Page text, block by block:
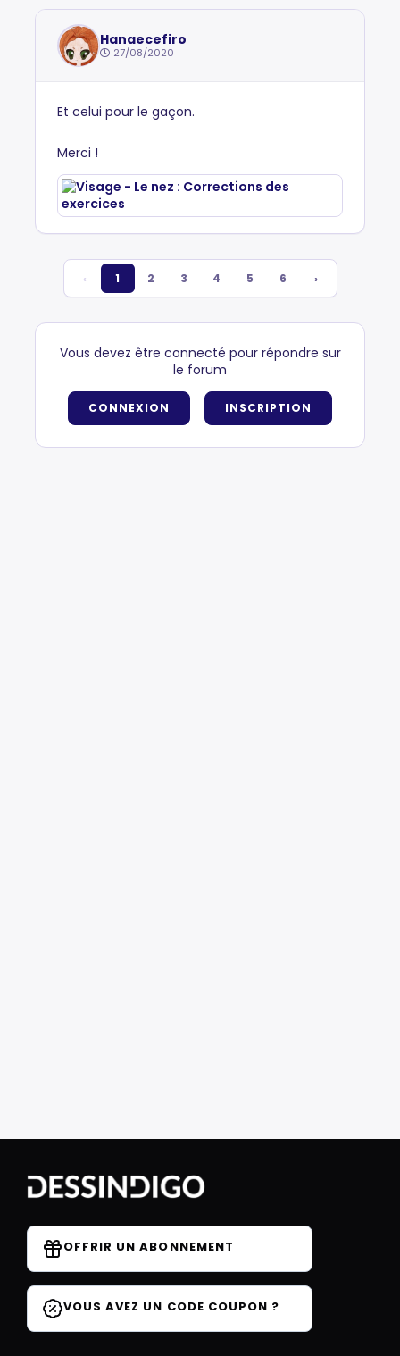
Hanaecefiro
27/08/2020
Et celui pour le gaçon.
Merci !
‹ 1 2 3 4 5 6 ›
Vous devez être connecté pour répondre sur
le forum
CONNEXION INSCRIPTION
OFFRIR UN ABONNEMENT
VOUS AVEZ UN CODE COUPON ?